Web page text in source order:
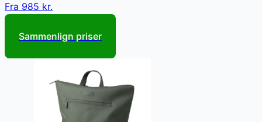
Fra 985 kr.
Sammenlign priser